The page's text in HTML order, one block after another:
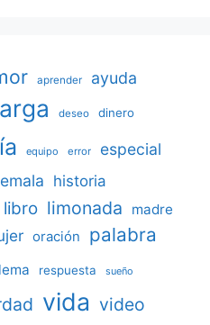
aprender ayuda
deseo dinero
equipo error especial
historia
libro limonada madre
oración palabra
respuesta sueño
vida video